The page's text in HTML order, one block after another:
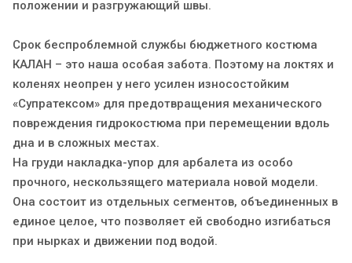
положении и разгружающий швы.
Срок беспроблемной службы бюджетного костюма
КАЛАН – это наша особая забота. Поэтому на локтях и
коленях неопрен у него усилен износостойким
«Супратексом» для предотвращения механического
повреждения гидрокостюма при перемещении вдоль
дна и в сложных местах.
На груди накладка-упор для арбалета из особо
прочного, нескользящего материала новой модели.
Она состоит из отдельных сегментов, объединенных в
единое целое, что позволяет ей свободно изгибаться
при нырках и движении под водой.